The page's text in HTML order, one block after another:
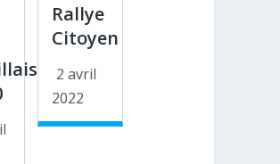
Rallye
Citoyen
2 avril
2022